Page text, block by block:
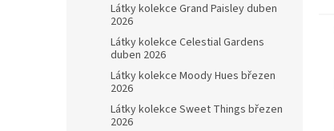
Látky kolekce Grand Paisley duben
2026
Látky kolekce Celestial Gardens
duben 2026
Látky kolekce Moody Hues březen
2026
Látky kolekce Sweet Things březen
2026